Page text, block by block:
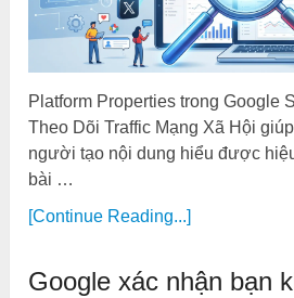
Platform Properties trong Google
Theo Dõi Traffic Mạng Xã Hội
người tạo nội dung hiểu được
bài …
[Continue Reading...]
Google xác nhận bạn